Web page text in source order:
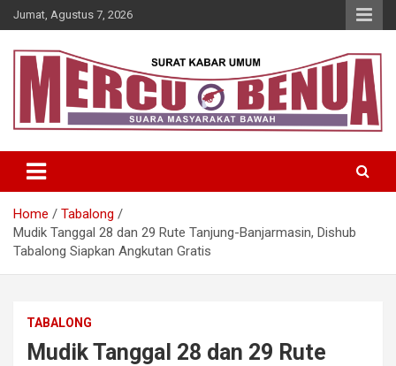
Skip
to
Jumat, Agustus 7, 2026
Mercu Benua
Home
Tabalong
Mudik Tanggal 28 dan 29 Rute Tanjung-Banjarmasin, Dishub
Tabalong Siapkan Angkutan Gratis
TABALONG
Mudik Tanggal 28 dan 29 Rute